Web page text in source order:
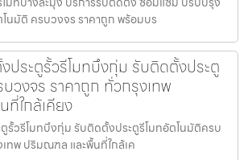
โนมัติ ครบวงจร ราคาถูก พร้อมบร
ประตูรั้วรีโมทบึงกุ่ม รับติดตั้งประตู
วงจร ราคาถูก ทั่วกรุงเทพ
ใกล้เคียง
รั้วรีโมทบึงกุ่ม รับติดตั้งประตูรีโมทอัตโนมัติครบ
ทพ ปริมณฑล และพื้นที่ใกล้เค